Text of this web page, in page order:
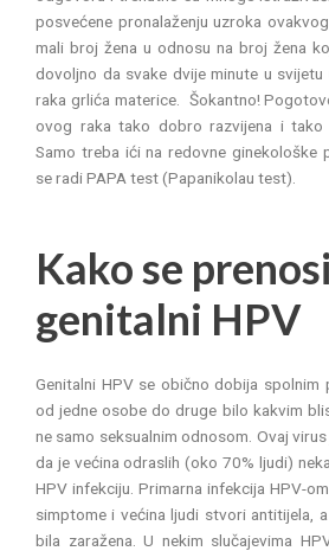
posvećene pronalaženju uzroka
mali broj žena u odnosu na broj žena
dovoljno da svake dvije minute u svijetu
raka grlića materice. Šokantno!
ovog raka tako dobro razvijena i tako
Samo treba ići na redovne ginekološke
se radi PAPA test (Papanikolau test).
Kako se prenosi
genitalni HPV
Genitalni HPV se obično dobija spolnim
od jedne osobe do druge bilo kakvim
ne samo seksualnim odnosom. Ovaj
da je većina odraslih (oko 70% ljudi)
HPV infekciju. Primarna infekcija HPV-
simptome i većina ljudi stvori antitijela,
bila zaražena. U nekim slučajevima